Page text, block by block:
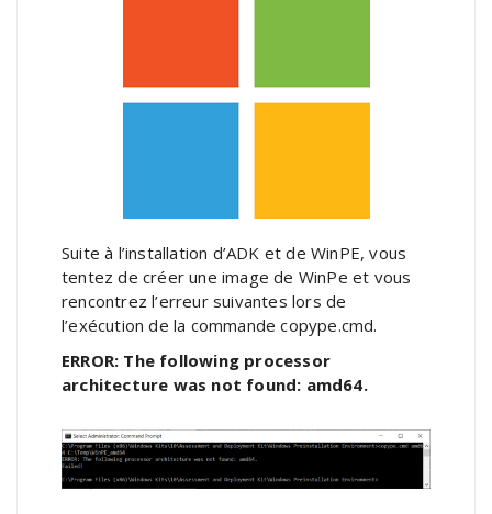
Suite à l’installation d’ADK et de WinPE, vous
tentez de créer une image de WinPe et vous
rencontrez l’erreur suivantes lors de
l’exécution de la commande copype.cmd.
ERROR: The following processor
architecture was not found: amd64.